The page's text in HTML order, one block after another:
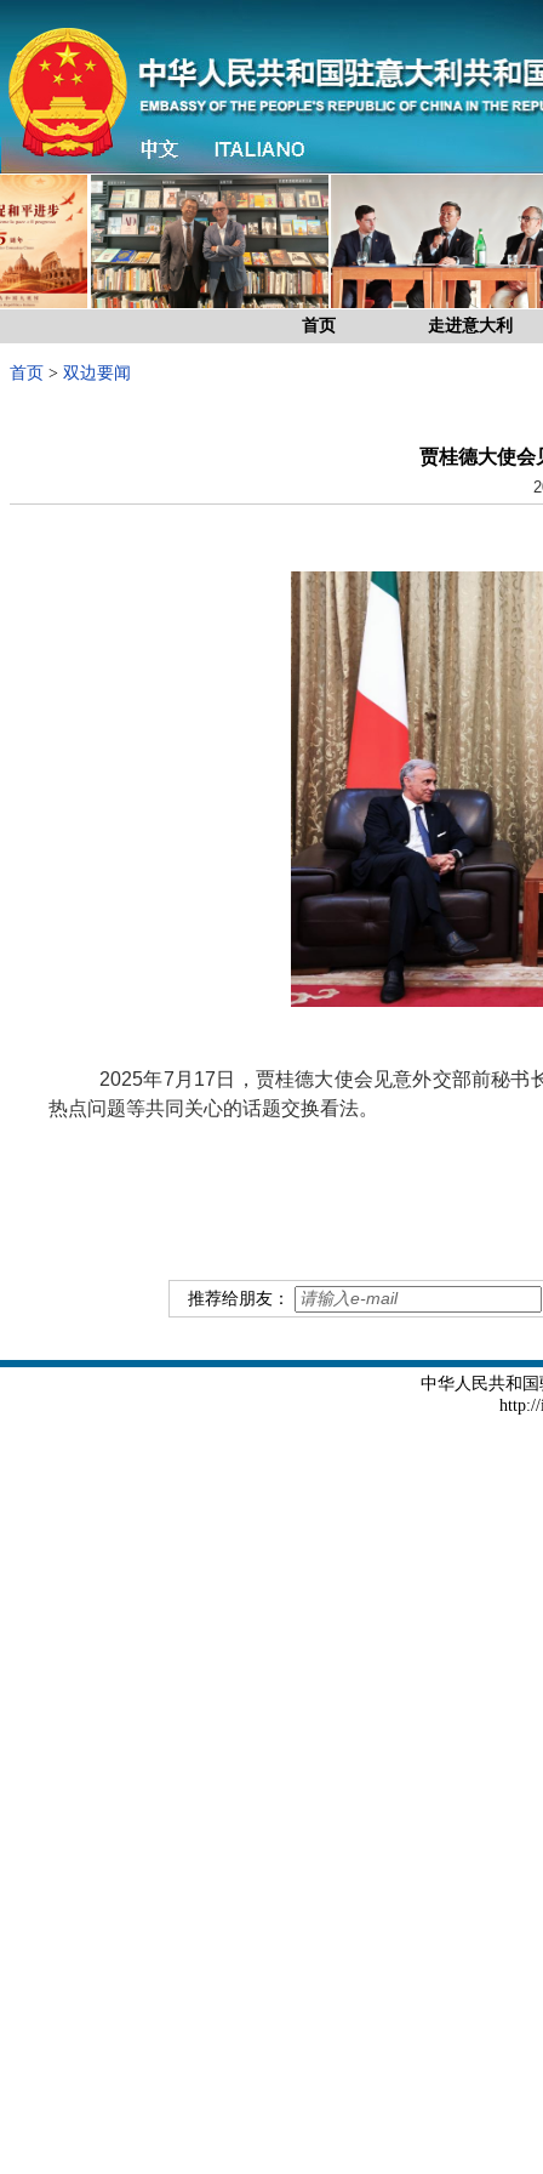
首页 走进意大利
首页 > 双边要闻
贾桂德大使会
2025年7月17日，贾桂德大使会见意外交部前秘
热点问题等共同关心的话题交换看法。
推荐给朋友：
中华人民共和
http://